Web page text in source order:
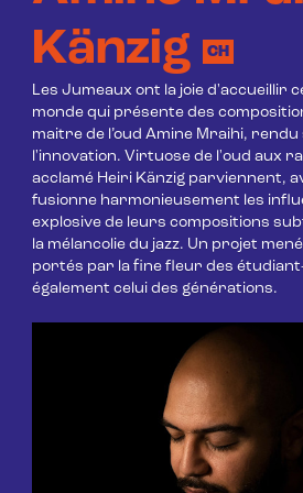
Känzig
CH
Les Jumeaux ont la joie d'accueillir
monde qui présente des
maitre de l’oud Amine Mraihi,
l'innovation. Virtuose de l'oud aux
acclamé Heiri Känzig parviennent,
fusionne harmonieusement les
explosive de leurs compositions
la mélancolie du jazz. Un projet
portés par la fine fleur des étudiant-
également celui des générations.